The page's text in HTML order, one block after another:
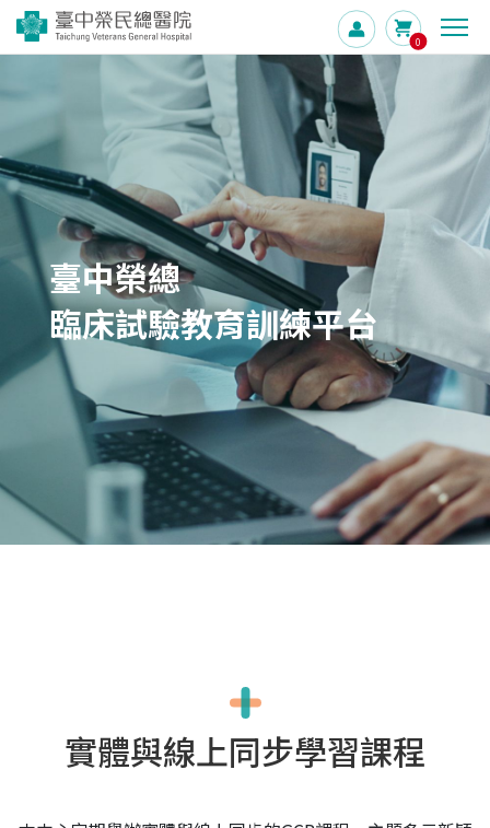
0
實體與同步學習課程
常見問答
聯絡我們
臺中榮總
臨床試驗教育訓練平台
實體與線上同步學習課程